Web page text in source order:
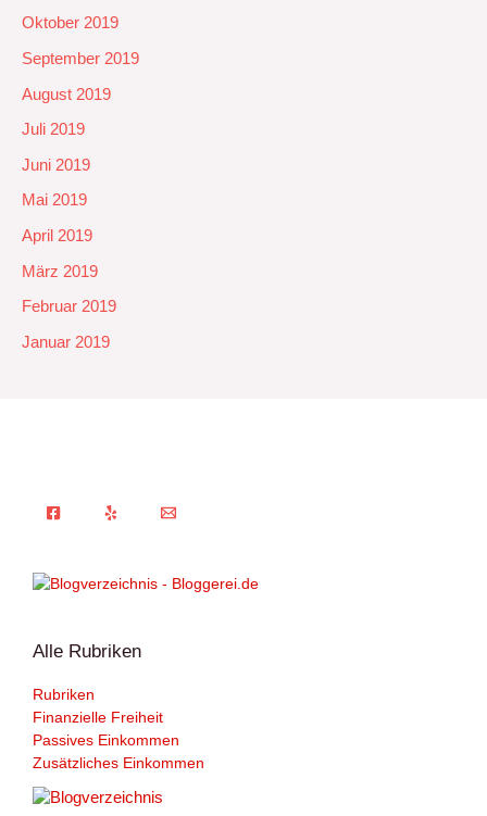
Oktober 2019
September 2019
August 2019
Juli 2019
Juni 2019
Mai 2019
April 2019
März 2019
Februar 2019
Januar 2019
Alle Rubriken
Rubriken
Finanzielle Freiheit
Passives Einkommen
Zusätzliches Einkommen